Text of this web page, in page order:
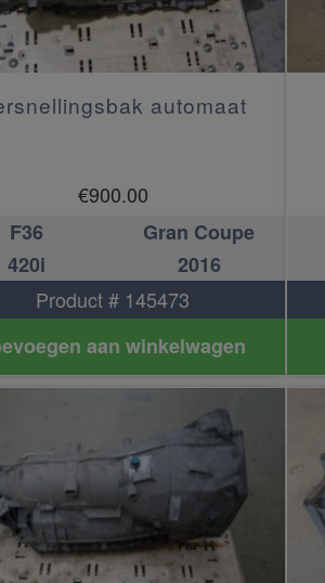
automaat
€900.00
F36
Gran Coupe
420i
2016
Product # 145473
aan winkelwagen